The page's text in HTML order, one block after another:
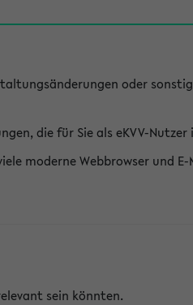
oder
die für Sie als eKVV-
moderne Webbrowser und
sein könnten.